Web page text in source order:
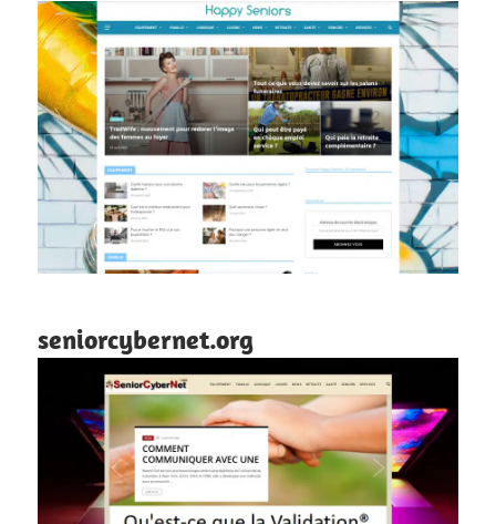
seniorcybernet.org